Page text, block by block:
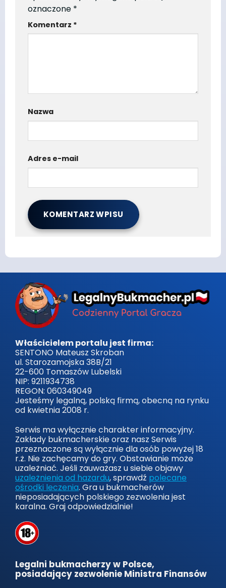
oznaczone *
Komentarz *
Nazwa
Adres e-mail
Właścicielem portalu jest firma:
SENTONO Mateusz Skroban
ul. Starozamojska 38B/21
22-600 Tomaszów Lubelski
NIP: 9211934738
REGON: 060349049
Jesteśmy legalną, polską firmą, obecną na rynku
od kwietnia 2008 r.
Serwis ma wyłącznie charakter informacyjny.
Zakłady bukmacherskie oraz nasz Serwis
przeznaczone są wyłącznie dla osób powyżej 18
r.ż. Nie zachęcamy do gry. Obstawianie może
uzależniać. Jeśli zauważasz u siebie objawy
uzależnienia od hazardu, sprawdź polecane
ośrodki leczenia. Gra u bukmacherów
nieposiadających polskiego zezwolenia jest
karalna. Graj odpowiedzialnie!
Legalni bukmacherzy w Polsce,
posiadający zezwolenie Ministra Finansów